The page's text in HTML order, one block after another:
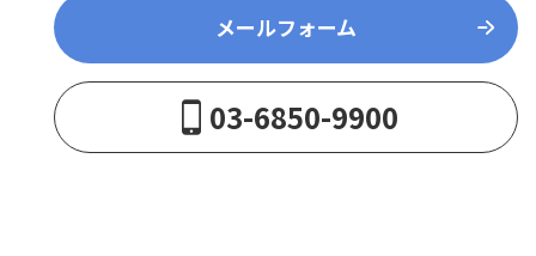
プライバシーポリシー
メールフォーム
メールフォーム
03-6850-9900